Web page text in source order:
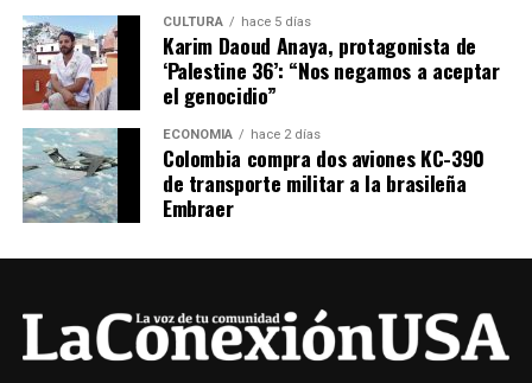
CULTURA hace 5 días
Karim Daoud Anaya, protagonista de
‘Palestine 36’: “Nos negamos a aceptar
el genocidio”
ECONOMÍA hace 2 días
Colombia compra dos aviones KC-390
de transporte militar a la brasileña
Embraer